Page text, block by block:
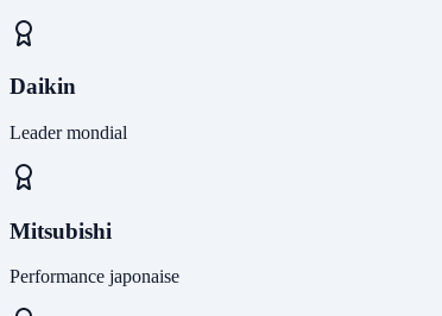
Daikin
Leader mondial
Mitsubishi
Performance japonaise